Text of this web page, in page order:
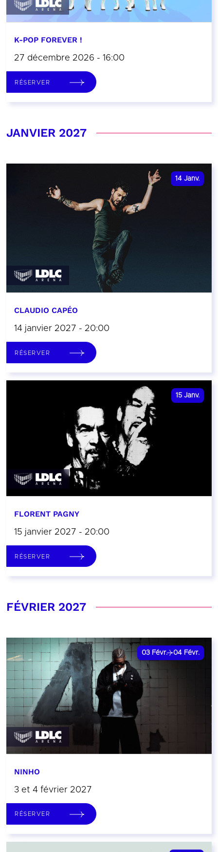
K-POP FOREVER !
27 décembre 2026 - 16:00
RÉSERVER
JANVIER 2027
14 Janv.
CLAUDIO CAPÉO
14 janvier 2027 - 20:00
RÉSERVER
15 Janv.
FLORENT PAGNY
15 janvier 2027 - 20:00
RÉSERVER
FÉVRIER 2027
03 Févr. 04 Févr.
NINHO
3 et 4 février 2027
RÉSERVER